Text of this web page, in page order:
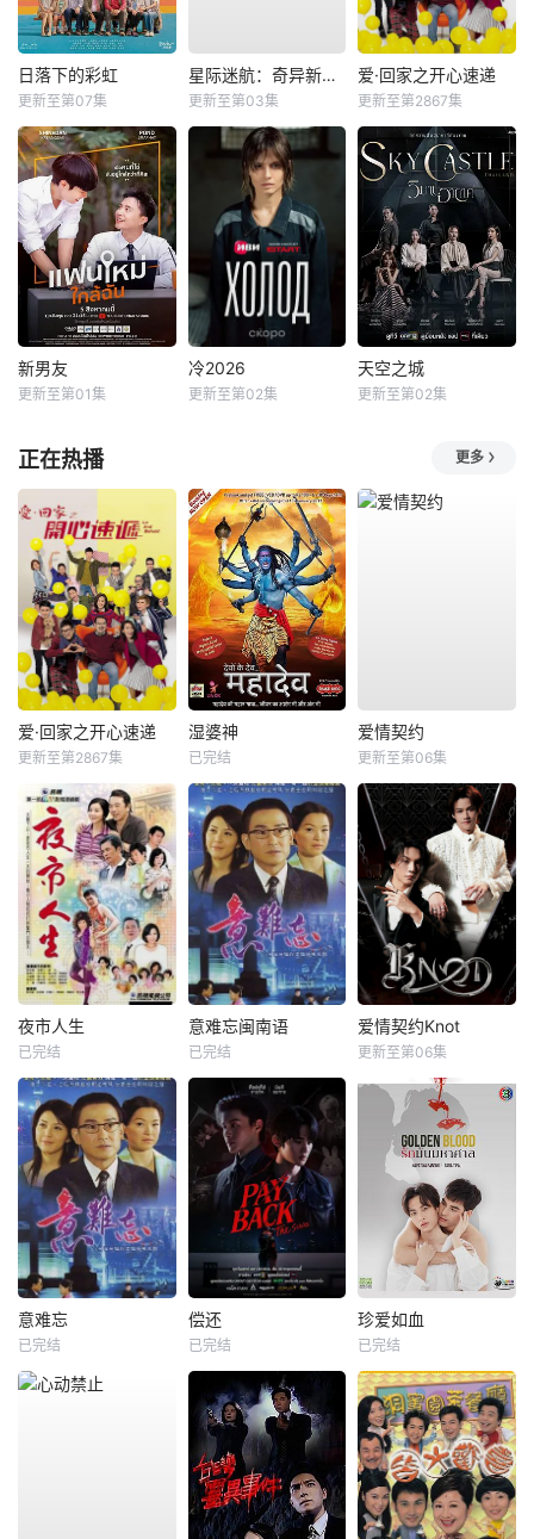
日落下的彩虹
更新至第07集
星际迷航：奇异新世界第四季
更新至第03集
爱·回家之开心速递
更新至第2867集
新男友
更新至第01集
冷2026
更新至第02集
天空之城
更新至第02集
正在热播 更多
爱·回家之开心速递
更新至第2867集
湿婆神
已完结
爱情契约
更新至第06集
夜市人生
已完结
意难忘闽南语
已完结
爱情契约Knot
更新至第06集
意难忘
已完结
偿还
已完结
珍爱如血
已完结